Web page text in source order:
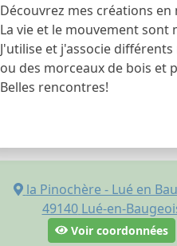
Découvrez mes créations
La vie et le mouvement sont
J'utilise et j'associe
ou des morceaux de bois et
Belles rencontres!
la Pinochère - Lué en
49140 Lué-en-
Voir coordonnées